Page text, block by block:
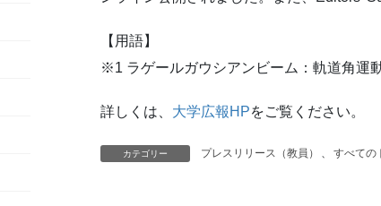
【用語】
※1 ラゲールガウシアンビーム：軌道角運
詳しくは、 大学広報HPをご覧ください。
カテゴリー プレスリリース（教員） 、 すべての